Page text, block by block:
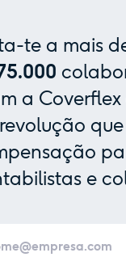
te a mais
a
e